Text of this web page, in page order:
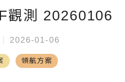
台
象
議
測
觀測 20260106
2026-01-06
領航方案